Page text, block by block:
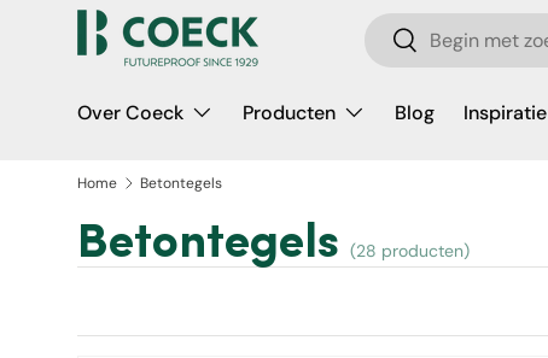
Ga naar inhoud Zoeken
Zoeken
Over Coeck Producten Blog Inspiratie
Home Betontegels
Betontegels (28 producten)